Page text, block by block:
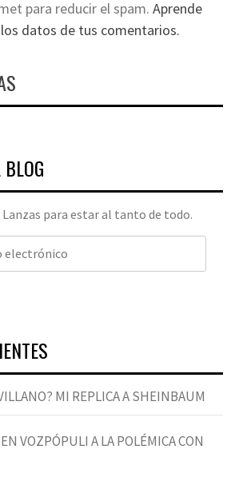
para reducir el spam. Aprende
datos de tus comentarios.
para estar al tanto de todo.
MI REPLICA A SHEINBAUM
VOZPÓPULI A LA POLÉMICA CON